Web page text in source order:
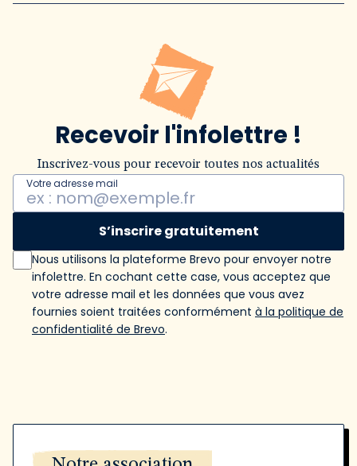
Recevoir l'infolettre !
Inscrivez-vous pour recevoir toutes nos actualités
Votre adresse mail
S’inscrire gratuitement
Nous utilisons la plateforme Brevo pour envoyer notre
infolettre. En cochant cette case, vous acceptez que
votre adresse mail et les données que vous avez
fournies soient traitées conformément à la politique de
confidentialité de Brevo.